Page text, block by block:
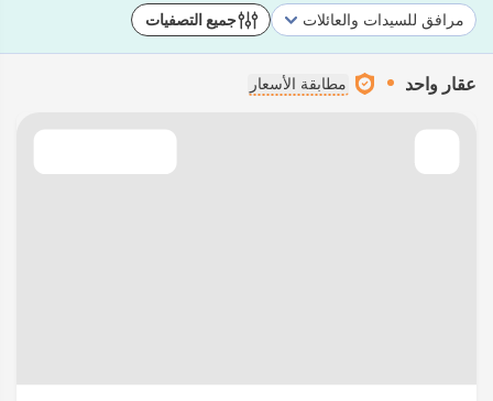
مرافق للسيدات والعائلات جميع التصفيات
عقار واحد مطابقة الأسعار